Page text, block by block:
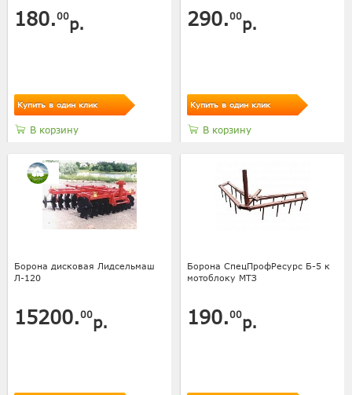
180.00р.
Купить в один клик
В корзину
290.00р.
Купить в один клик
В корзину
Борона дисковая Лидсельмаш
Л-120
15200.00р.
Борона СпецПрофРесурс Б-5 к
мотоблоку МТЗ
190.00р.